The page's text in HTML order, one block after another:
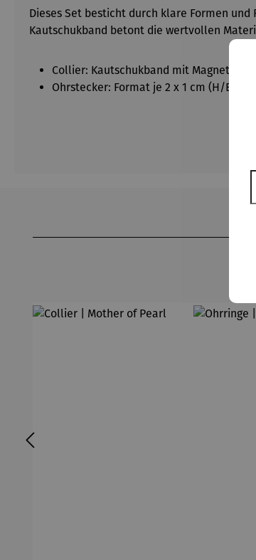
Dieses Set besticht durch klare Formen
Kautschukband betont die wertvollen
Collier: Kautschukband mit
Ohrstecker: Format je 2 x 1 cm (H/B).